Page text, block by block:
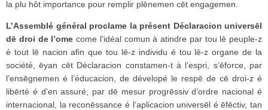
la plu hôt importance pour remplir plēnemen cēt engagemen.
L’Assemblé général proclame la présent Déclaracion universēl
dē droi de l’ome come l’idéal comun à atindre par tou lē peuple-z
é tout lē nacion afin que tou lē-z individu é tou lē-z organe de la
société, ēyan cēt Déclaracion constamen-t à l’espri, s’ēforce, par
l’ensēgnemen é l’éducacion, de dévelopé le respē de cē droi-z é
libērté é d’en assuré, par dē mesur progrēssiv d’ordre nacional é
internacional, la reconēssance é l’aplicacion universēl é ēfēctiv, tan